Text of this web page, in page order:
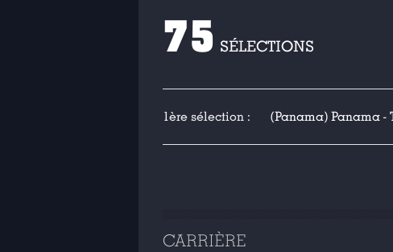
75 SÉLECTIONS
1ère sélection : (Panama) Panama -
CARRIÈRE